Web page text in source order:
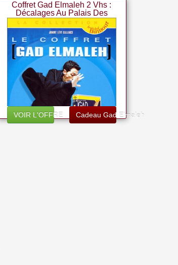
Coffret Gad Elmaleh 2 Vhs :
Décalages Au Palais Des
Glaces / La Vie Normale
VOIR L'OFFRE Cadeau Gad Elmaleh